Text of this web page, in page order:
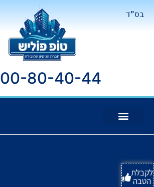
בס"ד
80-40-44
לקבלת
הטבה